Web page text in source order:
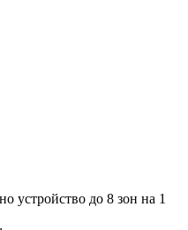
устройство до 8 зон на 1